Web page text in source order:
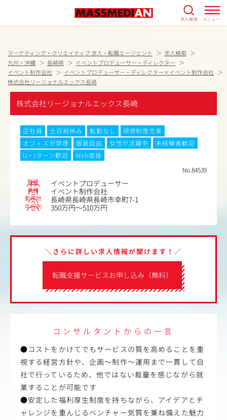
求人検索 メニュー
マーケティング・クリエイティブ 求人・転職エージェント
求人検索
九州・沖縄
長崎県
イベントプロデューサー・ディレクター
イベント制作会社
イベントプロデューサー・ディレクター×イベント制作会社
株式会社リージョナルエックス長崎
株式会社リージョナルエックス長崎
正社員 土日祝休み 転勤なし
研修制度充実
オフィスが禁煙
服装自由 女性が活躍中
未経験者歓迎
U・Iターン歓迎
Web面接
No.84539
職種 イベントプロデューサー
業種 イベント制作会社
勤務地 長崎県長崎県長崎市幸町7-1
年収例 350万円～510万円
転職支援サービスお申し込み（無料）
＼さらに詳しい求人情報が聞けます！／
コンサルタントからの一言
●コストをかけてでもサービスの質を高めることを重
視する経営方針や、企画～制作～運用まで一貫して自
社で行っているため、他ではない裁量を感じながら就
業することが可能です
●安定した福利厚生制度を持ちながら、アイデアとチ
ャレンジを重んじるベンチャー気質を兼ね備えた魅力